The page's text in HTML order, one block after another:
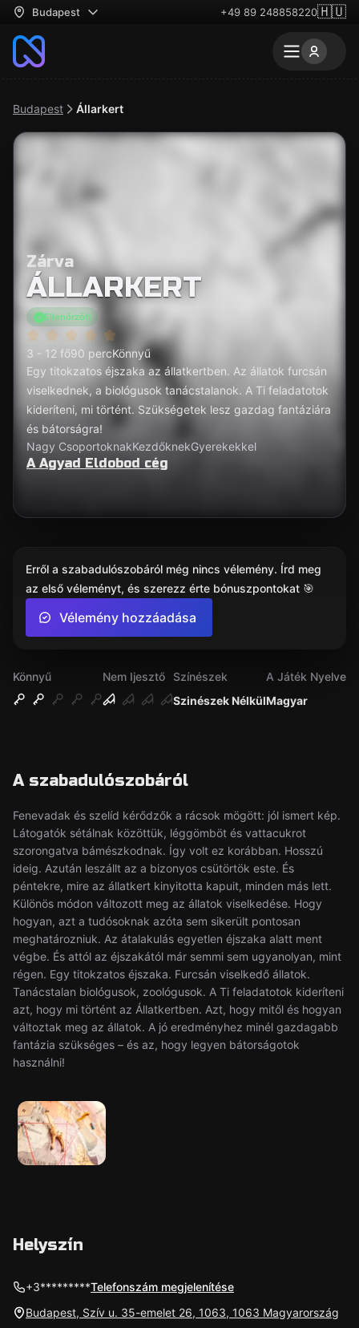
Budapest +49 89 248858220🇭🇺
Budapest Állarkert
Zárva
ÁLLARKERT
Ellenőrzött
3 - 12 fő90 percKönnyű
Egy titokzatos éjszaka az állatkertben. Az állatok furcsán
viselkednek, a biológusok tanácstalanok. A Ti feladatotok
kideríteni, mi történt. Szükségetek lesz gazdag fantáziára
és bátorságra!
Nagy CsoportoknakKezdőknekGyerekekkel
A Agyad Eldobod cég
Könnyű
Nem Ijesztő
Szinészek Nélkül
Színészek
Magyar
A Játék Nyelve
A szabadulószobáról
Fenevadak és szelíd kérődzők a rácsok mögött: jól ismert kép.
Látogatók sétálnak közöttük, léggömböt és vattacukrot
szorongatva bámészkodnak. Így volt ez korábban. Hosszú
ideig. Azután leszállt az a bizonyos csütörtök este. És
péntekre, mire az állatkert kinyitotta kapuit, minden más lett.
Különös módon változott meg az állatok viselkedése. Hogy
hogyan, azt a tudósoknak azóta sem sikerült pontosan
meghatározniuk. Az átalakulás egyetlen éjszaka alatt ment
végbe. És attól az éjszakától már semmi sem ugyanolyan, mint
régen. Egy titokzatos éjszaka. Furcsán viselkedő állatok.
Tanácstalan biológusok, zoológusok. A Ti feladatotok kideríteni
azt, hogy mi történt az Állatkertben. Azt, hogy mitől és hogyan
változtak meg az állatok. A jó eredményhez minél gazdagabb
fantázia szükséges – és az, hogy legyen bátorságotok
használni!
Erről a szabadulószobáról még nincs vélemény. Írd meg
az első véleményt, és szerezz érte bónuszpontokat 🎯
Vélemény hozzáadása
Helyszín
+3*********Telefonszám megjelenítése
Budapest, Szív u. 35-emelet 26, 1063, 1063 Magyarország